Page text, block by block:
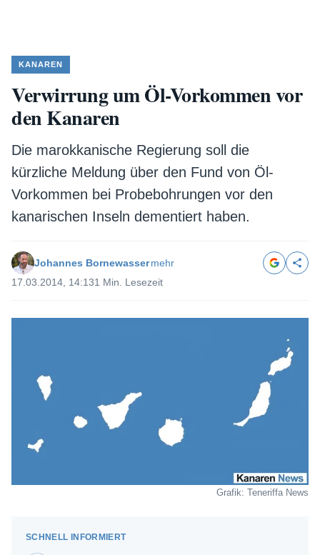
KANAREN
Verwirrung um Öl-Vorkommen vor
den Kanaren
Die marokkanische Regierung soll die
kürzliche Meldung über den Fund von Öl-
Vorkommen bei Probebohrungen vor den
kanarischen Inseln dementiert haben.
Johannes Bornewassermehr
17.03.2014, 14:131 Min. Lesezeit
Grafik: Teneriffa News